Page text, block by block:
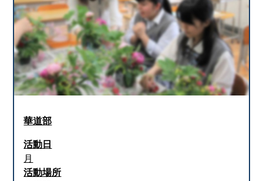
華道部
活動日
月
活動場所